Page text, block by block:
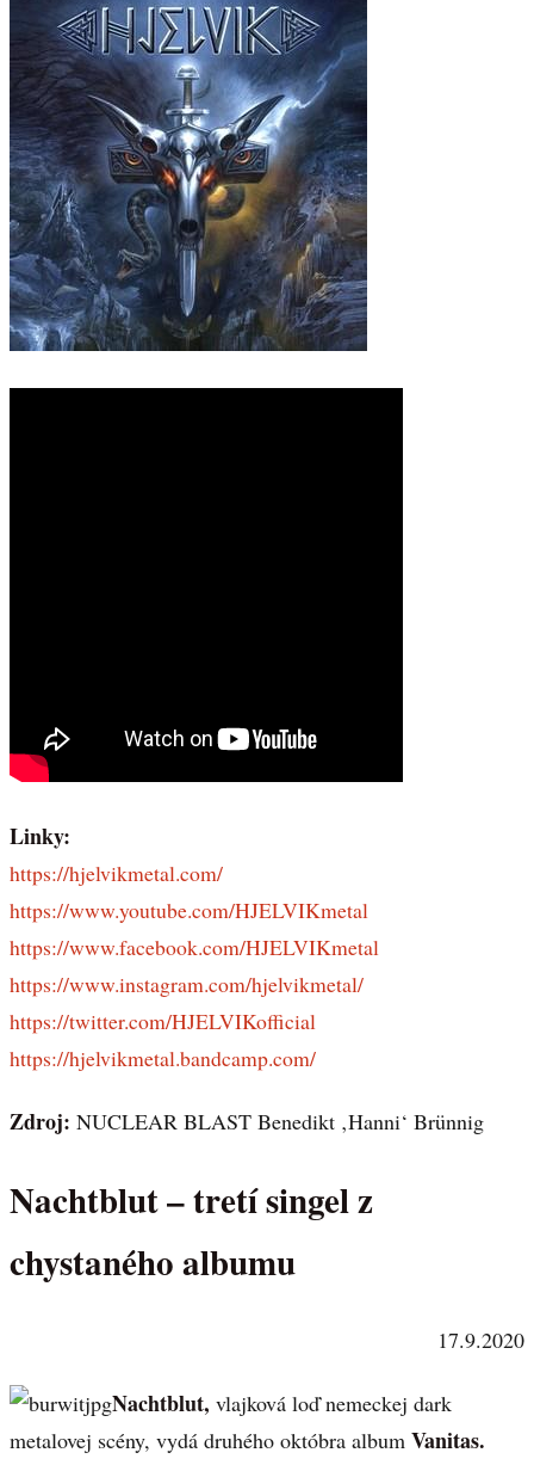
Linky:
https://hjelvikmetal.com/
https://www.youtube.com/HJELVIKmetal
https://www.facebook.com/HJELVIKmetal
https://www.instagram.com/hjelvikmetal/
https://twitter.com/HJELVIKofficial
https://hjelvikmetal.bandcamp.com/
Zdroj: NUCLEAR BLAST Benedikt ‚Hanni‘ Brünnig
Nachtblut – tretí singel z
chystaného albumu
17.9.2020
Nachtblut, vlajková loď nemeckej dark
metalovej scény, vydá druhého októbra album Vanitas.